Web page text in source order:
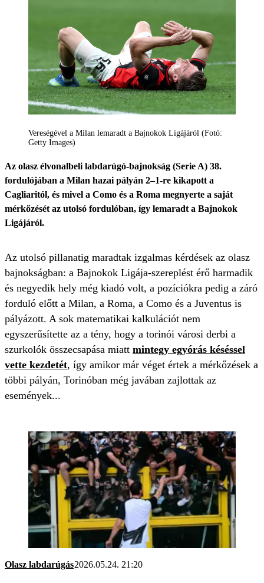
Vereségével a Milan lemaradt a Bajnokok Ligájáról (Fotó:
Getty Images)
Az olasz élvonalbeli labdarúgó-bajnokság (Serie A) 38.
fordulójában a Milan hazai pályán 2–1-re kikapott a
Cagliaritól, és mivel a Como és a Roma megnyerte a saját
mérkőzését az utolsó fordulóban, így lemaradt a Bajnokok
Ligájáról.
Az utolsó pillanatig maradtak izgalmas kérdések az olasz
bajnokságban: a Bajnokok Ligája-szereplést érő harmadik
és negyedik hely még kiadó volt, a pozíciókra pedig a záró
forduló előtt a Milan, a Roma, a Como és a Juventus is
pályázott. A sok matematikai kalkulációt nem
egyszerűsítette az a tény, hogy a torinói városi derbi a
szurkolók összecsapása miatt mintegy egyórás késéssel
vette kezdetét, így amikor már véget értek a mérkőzések a
többi pályán, Torinóban még javában zajlottak az
események...
Olasz labdarúgás2026.05.24. 21:20